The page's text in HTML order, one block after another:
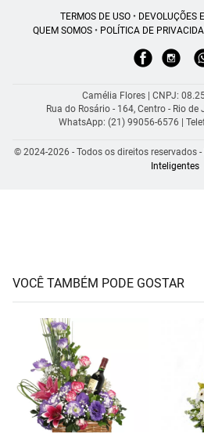
TERMOS DE USO• DEVOLUÇÕES
QUEM SOMOS• POLÍTICA DE
Camélia Flores | CNPJ:
Rua do Rosário - 164, Centro - Rio
WhatsApp: (21) 99056-6576 |
© 2024-2026 - Todos os direitos reservados
Inteligentes
VOCÊ TAMBÉM PODE GOSTAR